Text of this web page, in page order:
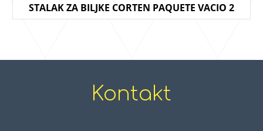
STALAK ZA BILJKE CORTEN PAQUETE VACIO 2
Kontakt